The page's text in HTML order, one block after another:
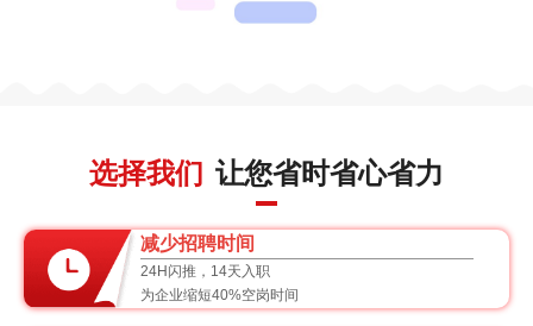
选择我们 让您省时省心省力
减少招聘时间
24H闪推，14天入职
为企业缩短40%空岗时间